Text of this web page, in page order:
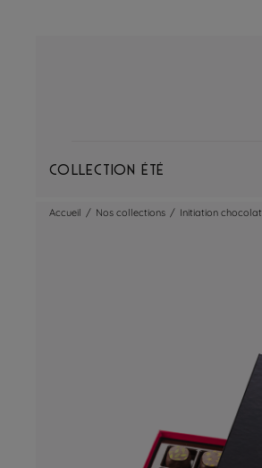
Collection Été
Accueil / Nos collections / Initiation chocolat